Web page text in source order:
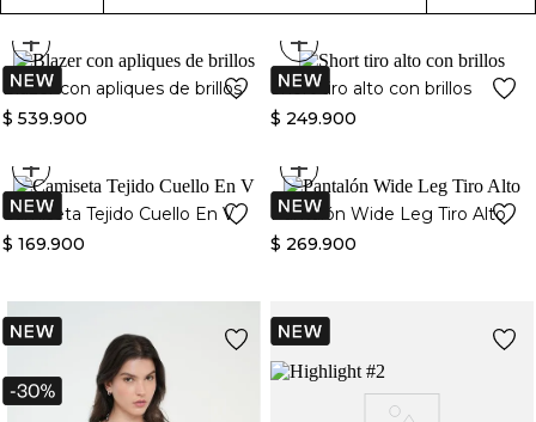
+
Blazer con apliques de brillos
$ 539.900
+
Short tiro alto con brillos
$ 249.900
+
Camiseta Tejido Cuello En V
$ 169.900
+
Pantalón Wide Leg Tiro Alto
$ 269.900